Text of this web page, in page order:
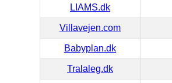
LIAMS.dk
Villavejen.com
Babyplan.dk
Tralaleg.dk